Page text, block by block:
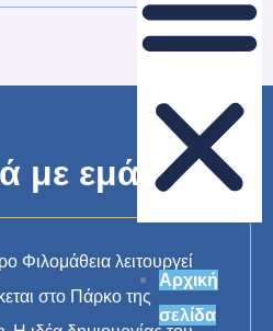
Αρχική
σελίδα
με εμάς
Φιλομάθεια λειτουργεί
στο Πάρκο της